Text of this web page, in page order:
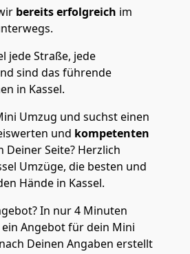
bereitserfolgreich im
jede Straße, jede
sind das führende
in Kassel.
Umzug und suchst einen
und kompetenten
Deiner Seite? Herzlich
Umzüge, die besten und
Hände in Kassel.
In nur 4 Minuten
Angebot für dein Mini
Deinen Angaben erstellt